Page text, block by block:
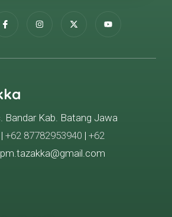
Bandar Kab. Batang Jawa
+62 87782953940 | +62